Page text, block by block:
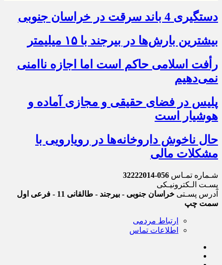
دستگیری 4 باند سرقت در خراسان جنوبی
بیشترین بارش‌ها در بیرجند با ۱۵ میلیمتر
رأفت اسلامی حاکم است اما اجازه ناامنی
نمی‌دهیم
پلیس در فضای حقیقی و مجازی آماده و
هوشیار است
حال ناخوش داروخانه‌ها در رویارویی با
مشکلات مالی
شـماره تمـاس 056-32222014
پسـت الـکترونیـکی
آدرس پسـتی
خراسان جنوبی - بیرجند - طالقانی 11 - فرعی اول
سمت چپ
ارتباط مردمی
اطلاعات تماس